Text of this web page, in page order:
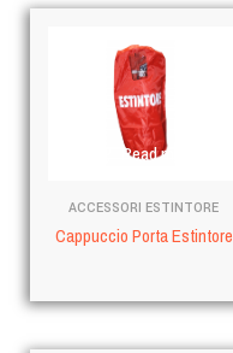
Read more
ACCESSORI ESTINTORE
Cappuccio Porta Estintore